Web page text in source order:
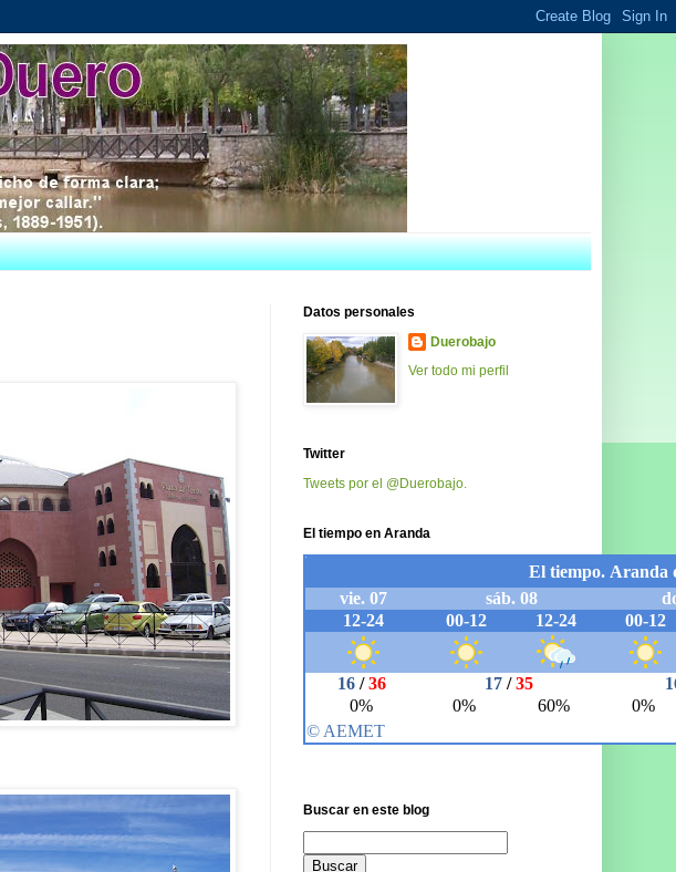
Datos personales
Duerobajo
Ver todo mi perfil
Twitter
Tweets por el @Duerobajo.
El tiempo en Aranda
Buscar en este blog